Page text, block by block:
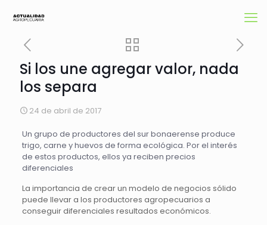
Si los une agregar valor, nada
los separa
24 de abril de 2017
Un grupo de productores del sur bonaerense produce
trigo, carne y huevos de forma ecológica. Por el interés
de estos productos, ellos ya reciben precios
diferenciales
La importancia de crear un modelo de negocios sólido
puede llevar a los productores agropecuarios a
conseguir diferenciales resultados económicos.